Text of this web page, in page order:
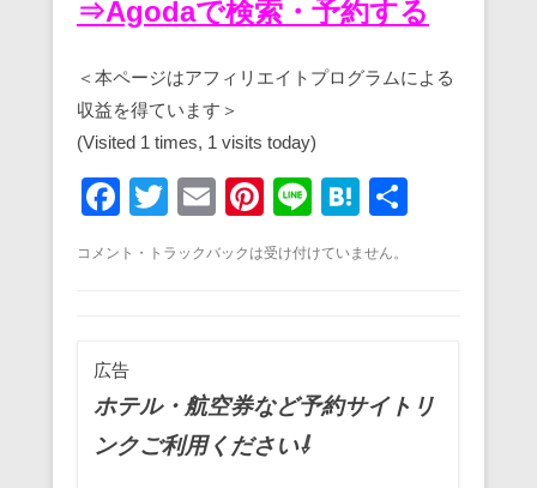
⇒Agodaで検索・予約する
＜本ページはアフィリエイトプログラムによる
収益を得ています＞
(Visited 1 times, 1 visits today)
F
c
b
o
o
k
T
tt
E
ail
Pi
nt
er
Li
e
H
e
コメント・トラックバックは受け付けていません。
広告
ホテル・航空券など予約サイトリ
ンクご利用ください⇩